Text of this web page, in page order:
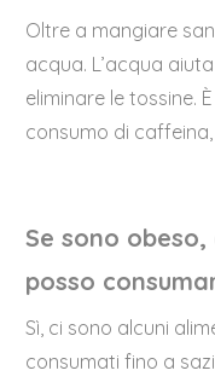
Oltre a mangiare
acqua. L’acqua
eliminare le tossine.
consumo di
Se sono
posso
Sì, ci sono alcuni
consumati fino a